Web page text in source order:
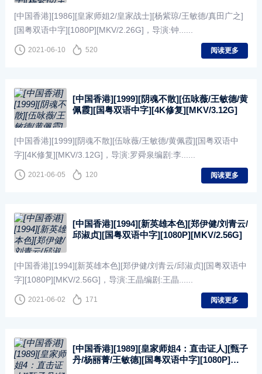
[中国香港][1986][皇家师姐2/皇家战士][杨紫琼/王敏德/真田广之]
[国粤双语中字][1080P][MKV/2.26G]，导演:钟......
2021-06-10 520 阅读更多
[中国香港][1999][阴魂不散][伍咏薇/王敏德/黄
佩霞][国粤双语中字][4K修复][MKV/3.12G]
[中国香港][1999][阴魂不散][伍咏薇/王敏德/黄佩霞][国粤双语中
字][4K修复][MKV/3.12G]，导演:罗舜泉编剧:李......
2021-06-05 120 阅读更多
[中国香港][1994][新英雄本色][郑伊健/刘青云/
邱淑贞][国粤双语中字][1080P][MKV/2.56G]
[中国香港][1994][新英雄本色][郑伊健/刘青云/邱淑贞][国粤双语中
字][1080P][MKV/2.56G]，导演:王晶编剧:王晶......
2021-06-02 171 阅读更多
[中国香港][1989][皇家师姐4：直击证人][甄子
丹/杨丽菁/王敏德][国粤双语中字][1080P]